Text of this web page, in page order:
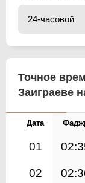
Точное
Заиграеве
Дата
01
02